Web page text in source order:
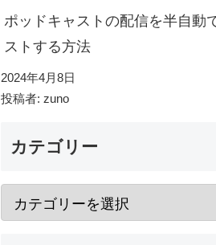
ポッドキャストの配信を半自動
ストする方法
2024年4月8日
投稿者: zuno
カテゴリー